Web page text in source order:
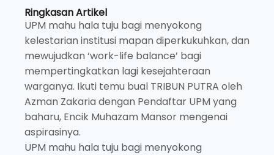
Ringkasan Artikel
UPM mahu hala tuju bagi menyokong
kelestarian institusi mapan diperkukuhkan, dan
mewujudkan ‘work-life balance’ bagi
mempertingkatkan lagi kesejahteraan
warganya. Ikuti temu bual TRIBUN PUTRA oleh
Azman Zakaria dengan Pendaftar UPM yang
baharu, Encik Muhazam Mansor mengenai
aspirasinya.
UPM mahu hala tuju bagi menyokong